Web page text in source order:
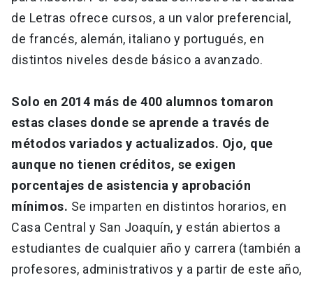
de Letras ofrece cursos, a un valor preferencial,
de francés, alemán, italiano y portugués, en
distintos niveles desde básico a avanzado.
Solo en 2014 más de 400 alumnos tomaron
estas clases donde se aprende a través de
métodos variados y actualizados. Ojo, que
aunque no tienen créditos, se exigen
porcentajes de asistencia y aprobación
mínimos. Se imparten en distintos horarios, en
Casa Central y San Joaquín, y están abiertos a
estudiantes de cualquier año y carrera (también a
profesores, administrativos y a partir de este año,